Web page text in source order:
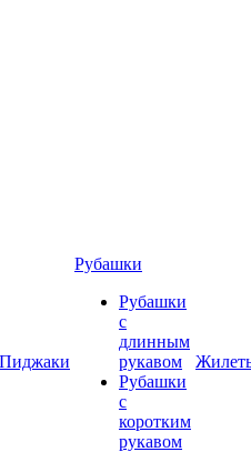
Пиджаки
Рубашки
Рубашки
с
длинным
рукавом
Рубашки
с
коротким
рукавом